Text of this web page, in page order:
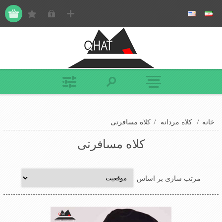
خانه / کلاه مردانه / کلاه مسافرتی
کلاه مسافرتی
مرتب سازی بر اساس